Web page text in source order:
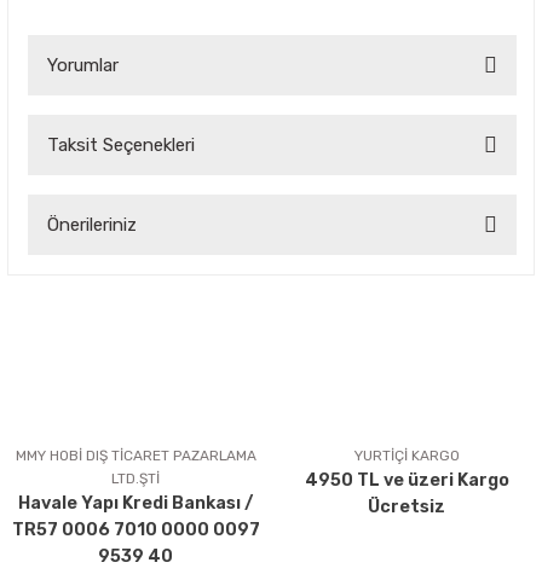
Yorumlar
Taksit Seçenekleri
Önerileriniz
Ürün açıklamasında eksik bilgiler bulunuyor.
Ürün bilgilerinde hatalar bulunuyor.
Ürün fiyatı diğer sitelerden daha pahalı.
Bu ürüne benzer farklı alternatifler olmalı.
MMY HOBİ DIŞ TİCARET PAZARLAMA
LTD.ŞTİ
Havale Yapı Kredi Bankası /
TR57 0006 7010 0000 0097
9539 40
YURTİÇİ KARGO
4950 TL ve üzeri Kargo
Ücretsiz